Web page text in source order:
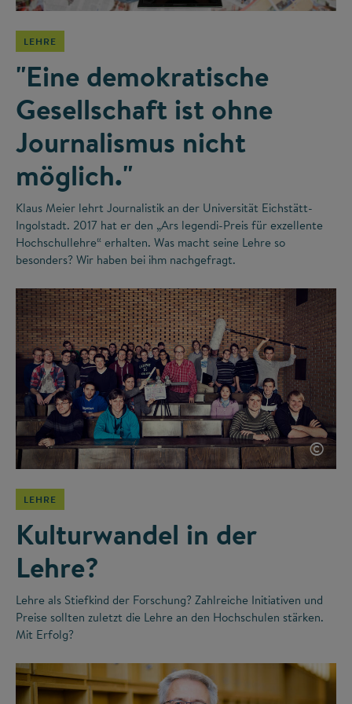
LEHRE
"Eine demokratische
Gesellschaft ist ohne
Journalismus nicht
möglich."
Klaus Meier lehrt Journalistik an der Universität Eichstätt-
Ingolstadt. 2017 hat er den „Ars legendi-Preis für exzellente
Hochschullehre“ erhalten. Was macht seine Lehre so
besonders? Wir haben bei ihm nachgefragt.
©
LEHRE
Kulturwandel in der
Lehre?
Lehre als Stiefkind der Forschung? Zahlreiche Initiativen und
Preise sollten zuletzt die Lehre an den Hochschulen stärken.
Mit Erfolg?